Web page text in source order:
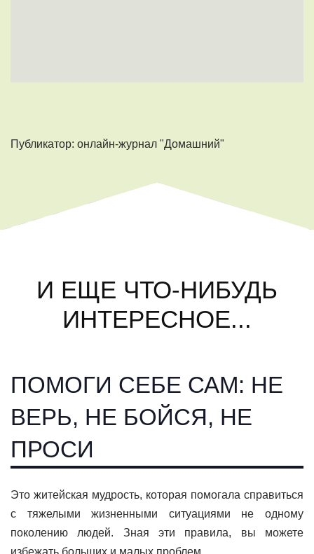
Публикатор: онлайн-журнал "Домашний"
И ЕЩЕ ЧТО-НИБУДЬ
ИНТЕРЕСНОЕ...
ПОМОГИ СЕБЕ САМ: НЕ
ВЕРЬ, НЕ БОЙСЯ, НЕ
ПРОСИ
Это житейская мудрость, которая помогала справиться
с тяжелыми жизненными ситуациями не одному
поколению людей. Зная эти правила, вы можете
избежать больших и малых проблем.